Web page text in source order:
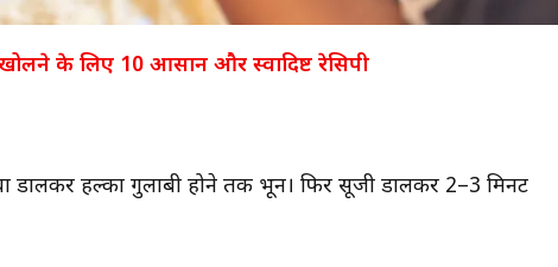
के लिए 10 आसान और स्वादिष्ट रेसिपी
हल्का गुलाबी होने तक भूनें। फिर सूजी डालकर 2–3 मिनट